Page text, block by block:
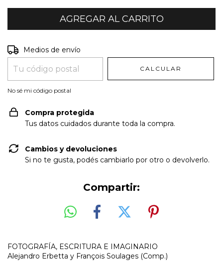
Entregas para el CP:
Medios de envío
CALCULAR
No sé mi código postal
Compra protegida
Tus datos cuidados durante toda la compra.
Cambios y devoluciones
Si no te gusta, podés cambiarlo por otro o devolverlo.
Compartir:
FOTOGRAFÍA, ESCRITURA E IMAGINARIO
Alejandro Erbetta y François Soulages (Comp.)